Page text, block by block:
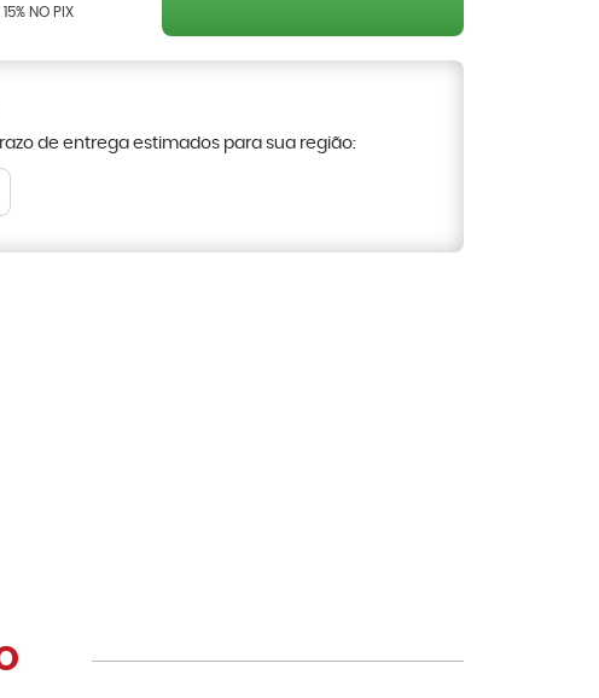
15% NO PIX
de entrega estimados para sua região: